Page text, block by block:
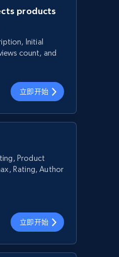
products
Initial
count, and
立即开始
Product
Rating, Author
立即开始